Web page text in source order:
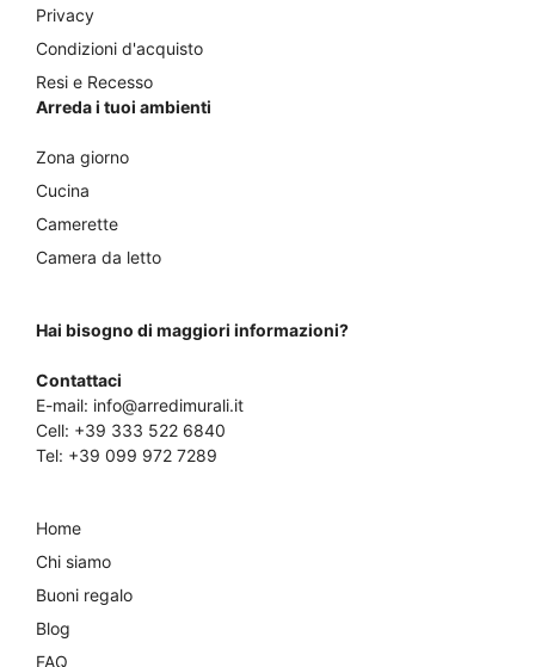
Privacy
Condizioni d'acquisto
Resi e Recesso
Arreda i tuoi ambienti
Zona giorno
Cucina
Camerette
Camera da letto
Hai bisogno di maggiori informazioni?
Contattaci
E-mail: info@arredimurali.it
Cell: +39 333 522 6840
Tel: +39 099 972 7289
Home
Chi siamo
Buoni regalo
Blog
FAQ